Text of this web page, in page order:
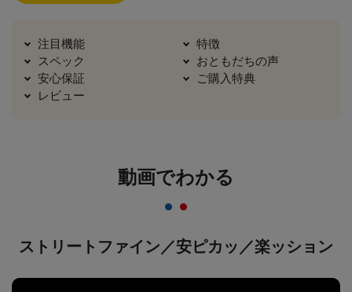
注目機能
特徴
スペック
おともだちの声
安心保証
ご購入特典
レビュー
動画でわかる
ストリートファイン／安ピカッ／楽ッション